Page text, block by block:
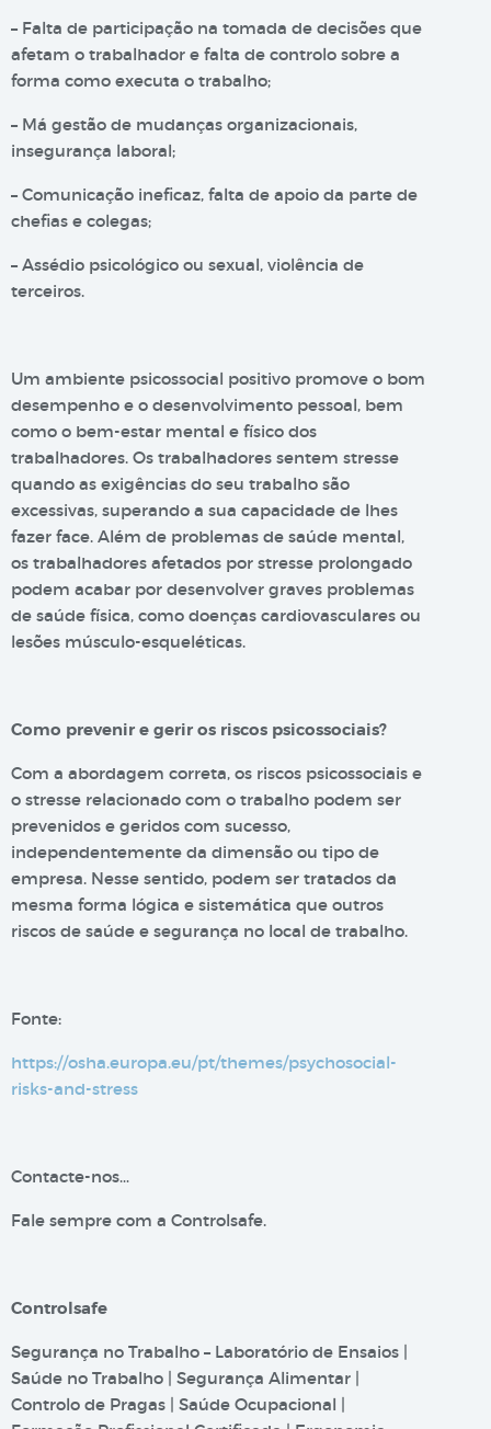
– Falta de participação na tomada de decisões que
afetam o trabalhador e falta de controlo sobre a
forma como executa o trabalho;
– Má gestão de mudanças organizacionais,
insegurança laboral;
– Comunicação ineficaz, falta de apoio da parte de
chefias e colegas;
– Assédio psicológico ou sexual, violência de
terceiros.
Um ambiente psicossocial positivo promove o bom
desempenho e o desenvolvimento pessoal, bem
como o bem-estar mental e físico dos
trabalhadores. Os trabalhadores sentem stresse
quando as exigências do seu trabalho são
excessivas, superando a sua capacidade de lhes
fazer face. Além de problemas de saúde mental,
os trabalhadores afetados por stresse prolongado
podem acabar por desenvolver graves problemas
de saúde física, como doenças cardiovasculares ou
lesões músculo-esqueléticas.
Como prevenir e gerir os riscos psicossociais?
Com a abordagem correta, os riscos psicossociais e
o stresse relacionado com o trabalho podem ser
prevenidos e geridos com sucesso,
independentemente da dimensão ou tipo de
empresa. Nesse sentido, podem ser tratados da
mesma forma lógica e sistemática que outros
riscos de saúde e segurança no local de trabalho.
Fonte:
https://osha.europa.eu/pt/themes/psychosocial-
risks-and-stress
Contacte-nos…
Fale sempre com a Controlsafe.
Controlsafe
Segurança no Trabalho – Laboratório de Ensaios |
Saúde no Trabalho | Segurança Alimentar |
Controlo de Pragas | Saúde Ocupacional |